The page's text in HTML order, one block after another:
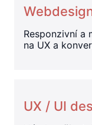
Responzivní a
na UX a
UX / UI